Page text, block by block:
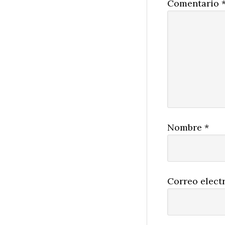
Comentario
Nombre *
Correo